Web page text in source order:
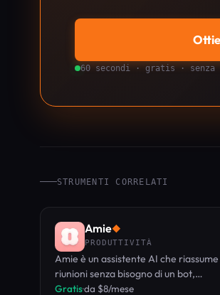
60 secondi · gratis ·
STRUMENTI CORRELATI
Amie◆
PRODUTTIVITÀ
Amie è un assistente AI che riassume
riunioni senza bisogno di un bot,
trasformando le conversazioni in
Gratis·da $8/mese